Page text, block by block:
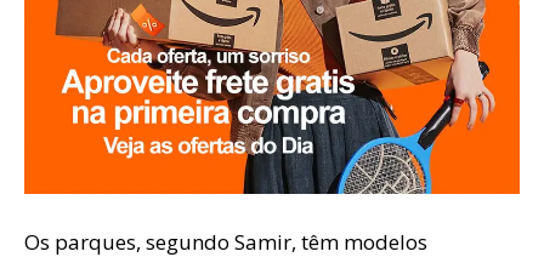
Os parques, segundo Samir, têm modelos